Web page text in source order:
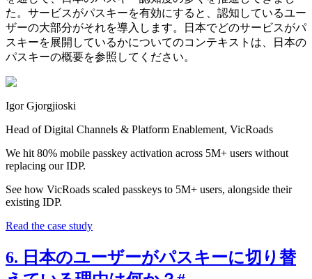
た。サービスがパスキーを有効にすると、認知しているユー
ザーの大部分がそれを導入します。日本でどのサービスがパ
スキーを展開しているかについてのコンテキストは、日本の
パスキーの概要を参照してください。
Igor Gjorgjioski
Head of Digital Channels & Platform Enablement, VicRoads
We hit 80% mobile passkey activation across 5M+ users without
replacing our IDP.
See how VicRoads scaled passkeys to 5M+ users, alongside their
existing IDP.
Read the case study
6. 日本のユーザーがパスキーに切り替